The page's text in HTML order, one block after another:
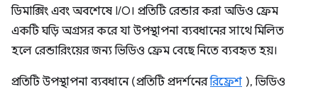
ডিমাক্সিং এবং অবশেষে I/O। প্রতিটি রেন্ডার করা অডিও ফ্রেম
একটি ঘড়ি অগ্রসর করে যা উপস্থাপনা ব্যবধানের সাথে মিলিত
হলে রেন্ডারিংয়ের জন্য ভিডিও ফ্রেম বেছে নিতে ব্যবহৃত হয়।
প্রতিটি উপস্থাপনা ব্যবধানে (প্রতিটি প্রদর্শনেররিফ্রেশ ), ভিডিও